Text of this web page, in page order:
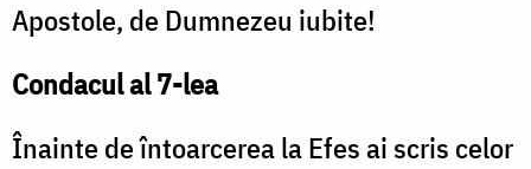
Apostole, de Dumnezeu iubite!
Condacul al 7-lea
Înainte de întoarcerea la Efes ai scris celor